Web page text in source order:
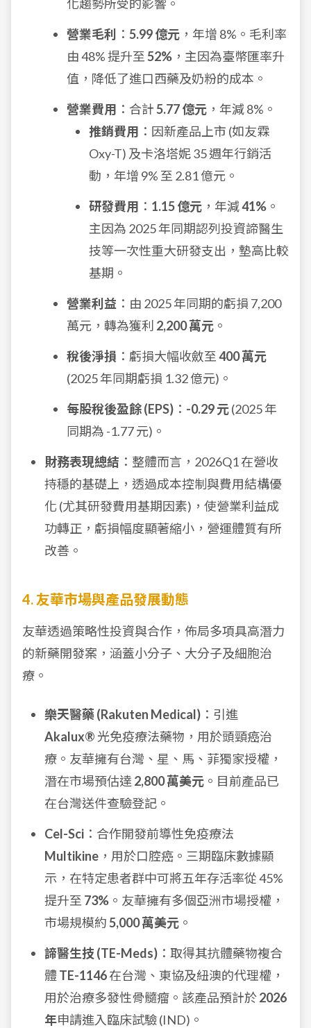
化趨勢所受的影響。
營業毛利
： 5.99 億元 ，年增 8%。毛利率
由 48% 提升至 52% ，主因為臺幣匯率升
值，降低了進口西藥及奶粉的成本。
營業費用 ：合計5.77 億元 ，年減 8%。
推銷費用 ：因新產品上市 (如友霖
Oxy-T) 及卡洛塔妮 35 週年行銷活
動，年增 9% 至 2.81 億元。
研發費用 ： 1.15 億元 ，年減41% 。
主因為 2025 年同期認列投資諦醫生
技等一次性重大研發支出，墊高比較
基期。
營業利益 ：由 2025 年同期的虧損 7,200
萬元，轉為獲利 2,200 萬元 。
稅後淨損 ：虧損大幅收斂至 400 萬元
(2025 年同期虧損 1.32 億元)。
每股稅後盈餘 (EPS) ： -0.29 元(2025 年
同期為 -1.77 元)。
財務表現總結 ：整體而言，2026Q1 在營收
持穩的基礎上，透過成本控制與費用結構優
化 (尤其研發費用基期因素)，使營業利益成
功轉正，虧損幅度顯著縮小，營運體質有所
改善。
4. 友華市場與產品發展動態
友華透過策略性投資與合作，佈局多項具高潛力
的新藥開發案，涵蓋小分子、大分子及細胞治
療。
樂天醫藥 (Rakuten Medical) ：引進
Akalux® 光免疫療法藥物，用於頭頸癌治
療。友華擁有台灣、星、馬、菲獨家授權，
潛在市場預估達 2,800 萬美元 。目前產品已
在台灣送件查驗登記。
Cel-Sci ：合作開發前導性免疫療法
Multikine ，用於口腔癌。三期臨床數據顯
示，在特定患者群中可將五年存活率從 45%
提升至 73% 。友華擁有多個亞洲市場授權，
市場規模約5,000 萬美元 。
諦醫生技 (TE-Meds) ：取得其抗體藥物複合
體TE-1146在台灣、東協及紐澳的代理權，
用於治療多發性骨髓瘤。該產品預計於2026
年申請進入臨床試驗 (IND)。